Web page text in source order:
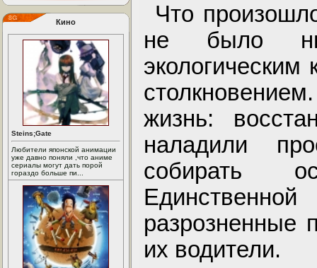
Кино
Steins;Gate
Любители японской анимации
уже давно поняли ,что аниме
сериалы могут дать порой
гораздо больше пи...
Что
не было
экологическим
жизнь:
наладили
собирать
разрозненные
их водители.